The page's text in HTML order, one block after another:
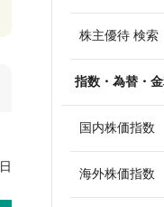
日
株主優待 検索
指数・為替・金
国内株価指数
海外株価指数